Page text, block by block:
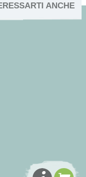
ANCHE